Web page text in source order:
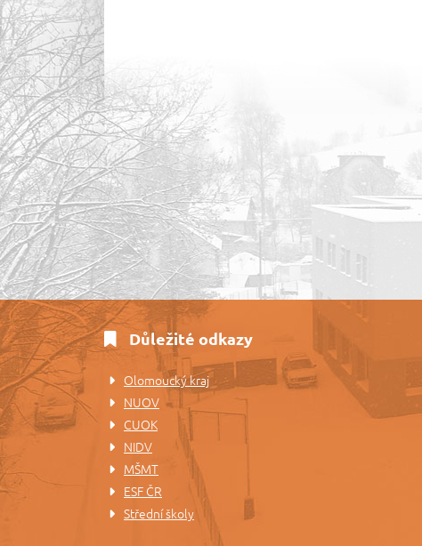
Důležité odkazy
Olomoucký kraj
NUOV
CUOK
NIDV
MŠMT
ESF ČR
Střední školy